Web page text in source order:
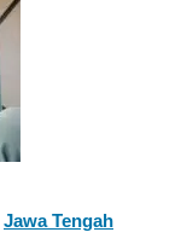
Jawa Tengah